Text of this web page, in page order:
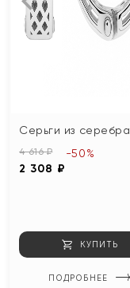
Серьги из серебра
4 616 ₽
2 308 ₽
-50%
КУПИТЬ
ПОДРОБНЕЕ